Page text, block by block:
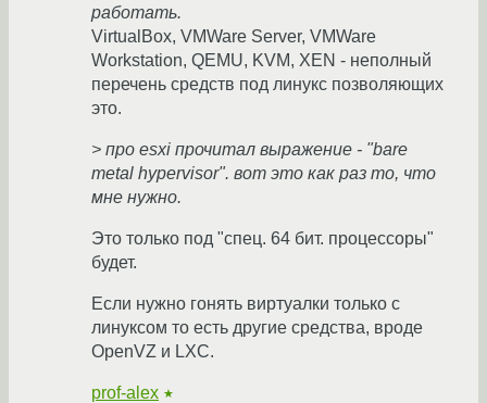
работать.
VirtualBox, VMWare Server, VMWare
Workstation, QEMU, KVM, XEN - неполный
перечень средств под линукс позволяющих
это.
> про esxi прочитал выражение - "bare
metal hypervisor". вот это как раз то, что
мне нужно.
Это только под "спец. 64 бит. процессоры"
будет.
Если нужно гонять виртуалки только с
линуксом то есть другие средства, вроде
OpenVZ и LXC.
prof-alex ★